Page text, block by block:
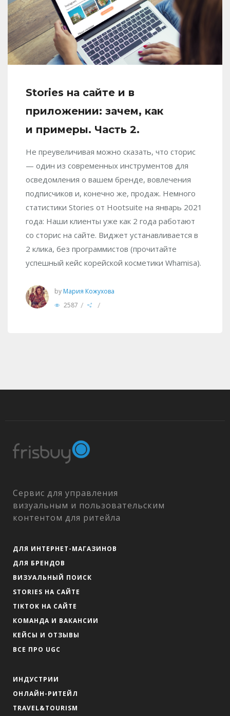
Stories на сайте и в
приложении: зачем, как
и примеры. Часть 2.
Не преувеличивая можно сказать, что сторис
— один из современных инструментов для
осведомления о вашем бренде, вовлечения
подписчиков и, конечно же, продаж. Немного
статистики Stories от Hootsuite на январь 2021
года: Наши клиенты уже как 2 года работают
со сторис на сайте. Виджет устанавливается в
2 клика, без программистов (прочитайте
успешный кейс корейской косметики Whamisa).
by Мария Кожухова
2587 / /
Сервис для управления
визуальным и пользовательским
контентом для ритейла
ДЛЯ ИНТЕРНЕТ-МАГАЗИНОВ
ДЛЯ БРЕНДОВ
ВИЗУАЛЬНЫЙ ПОИСК
STORIES НА САЙТЕ
TIKTOK НА САЙТЕ
КОМАНДА И ВАКАНСИИ
КЕЙСЫ И ОТЗЫВЫ
ВСЕ ПРО UGC
ИНДУСТРИИ
ОНЛАЙН-РИТЕЙЛ
TRAVEL&TOURISM